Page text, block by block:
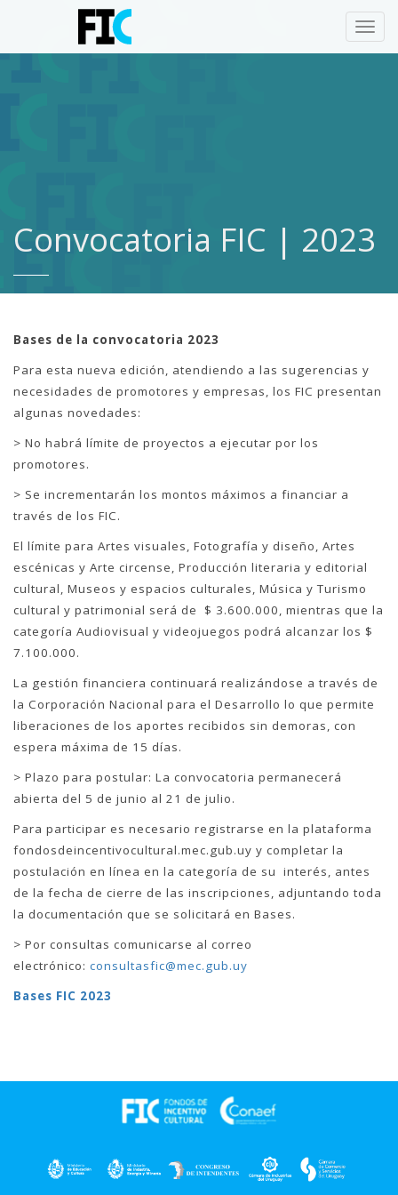
Convocatoria FIC | 2023
Bases de la convocatoria 2023
Para esta nueva edición, atendiendo a las sugerencias y
necesidades de promotores y empresas, los FIC presentan
algunas novedades:
> No habrá límite de proyectos a ejecutar por los
promotores.
> Se incrementarán los montos máximos a financiar a
través de los FIC.
El límite para Artes visuales, Fotografía y diseño, Artes
escénicas y Arte circense, Producción literaria y editorial
cultural, Museos y espacios culturales, Música y Turismo
cultural y patrimonial será de $ 3.600.000, mientras que la
categoría Audiovisual y videojuegos podrá alcanzar los $
7.100.000.
La gestión financiera continuará realizándose a través de
la Corporación Nacional para el Desarrollo lo que permite
liberaciones de los aportes recibidos sin demoras, con
espera máxima de 15 días.
> Plazo para postular: La convocatoria permanecerá
abierta del 5 de junio al 21 de julio.
Para participar es necesario registrarse en la plataforma
fondosdeincentivocultural.mec.gub.uy y completar la
postulación en línea en la categoría de su interés, antes
de la fecha de cierre de las inscripciones, adjuntando toda
la documentación que se solicitará en Bases.
> Por consultas comunicarse al correo
electrónico: consultasfic@mec.gub.uy
Bases FIC 2023